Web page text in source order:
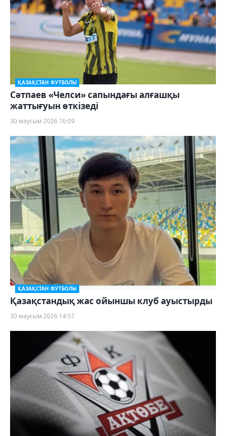
ҚАЗАҚСТАН ФУТБОЛЫ
Сәтпаев «Челси» сапындағы алғашқы
жаттығуын өткізеді
30 маусым 2026 16:09
ҚАЗАҚСТАН ФУТБОЛЫ
Қазақстандық жас ойыншы клуб ауыстырды
30 маусым 2026 14:57